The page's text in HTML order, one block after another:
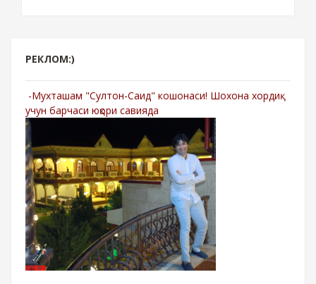
РЕКЛОМ:)
-Мухташам "Султон-Саид" кошонаси! Шохона хордиқ
учун барчаси юқори савияда